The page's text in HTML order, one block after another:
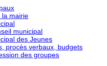
la mairie
municipal
des Jeunes
procès verbaux, budgets
des groupes